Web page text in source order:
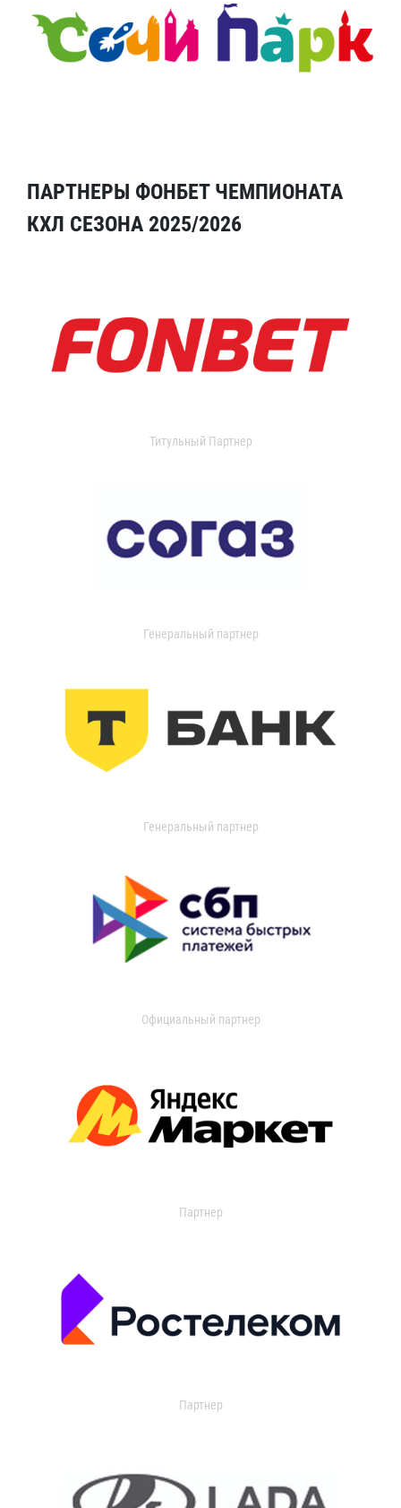
ПАРТНЕРЫ ФОНБЕТ ЧЕМПИОНАТА
КХЛ СЕЗОНА 2025/2026
Титульный Партнер
Генеральный партнер
Генеральный партнер
Официальный партнер
Партнер
Партнер